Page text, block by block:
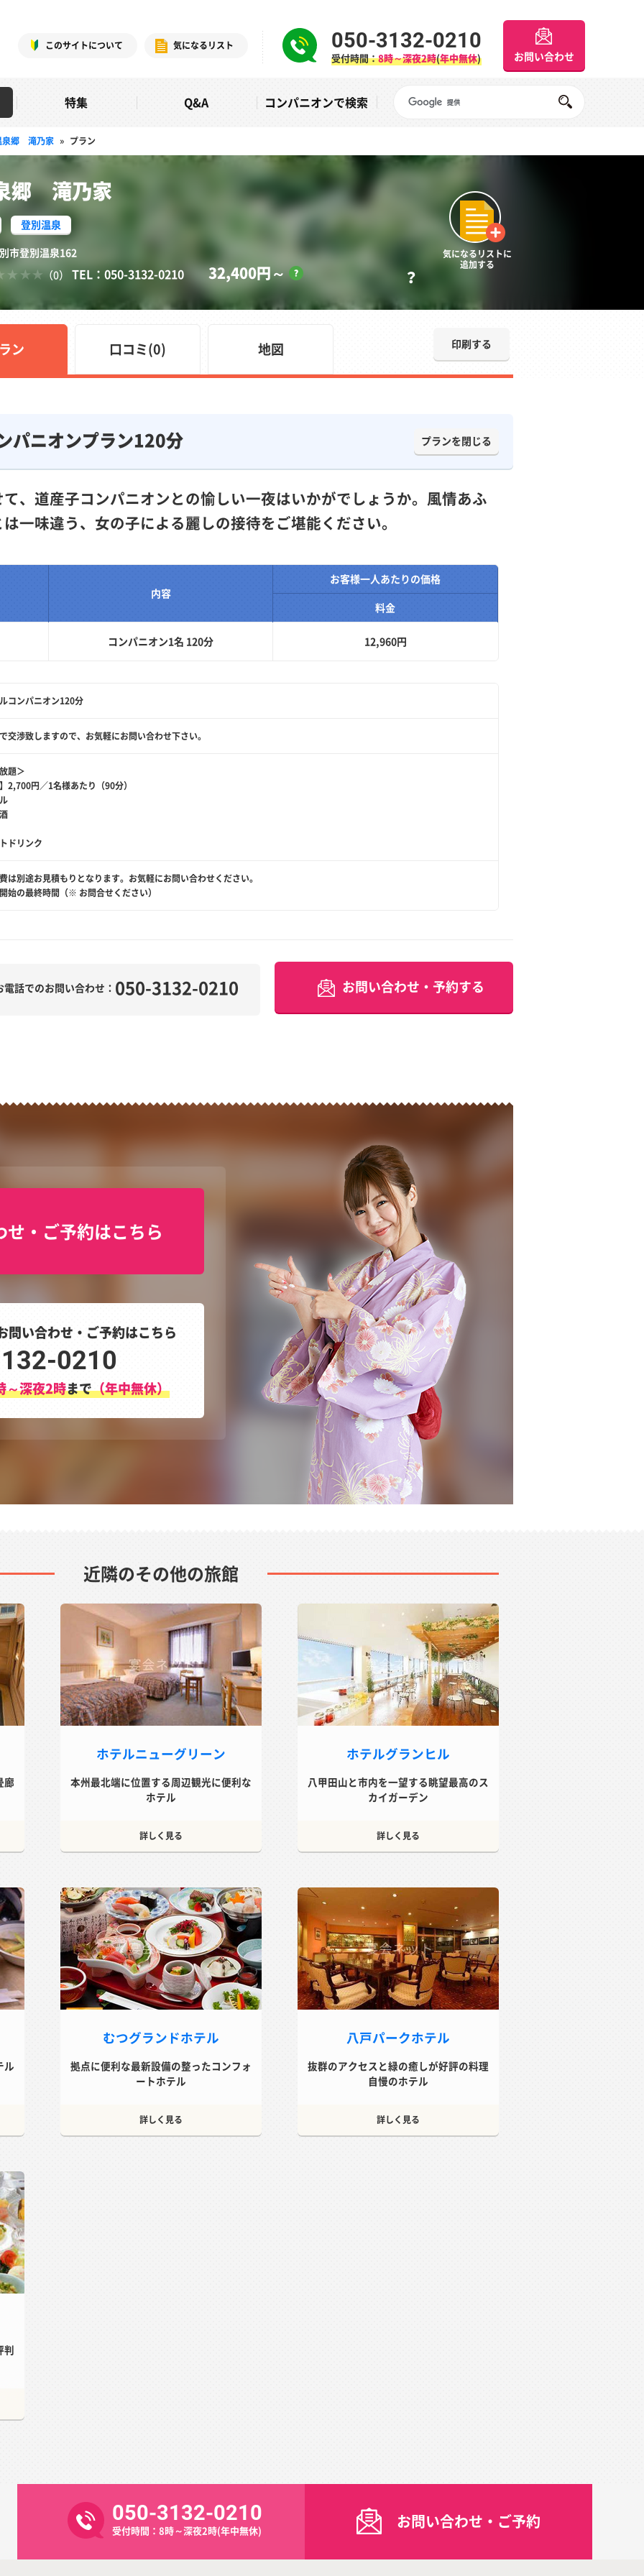
このサイトについて 気になるリスト 050-3132-0210
受付時間：8時～深夜2時(年中無休) お問い合わせ
特集 Q&A コンパニオンで検索
泉郷 滝乃家 » プラン
郷 滝乃家
登別温泉
市登別温泉162
（0）
TEL：050-3132-0210 32,400円～ ？
気になるリストに
追加する
ン 口コミ(0) 地図 印刷する
パニオンプラン120分 プランを閉じる
、道産子コンパニオンとの愉しい一夜はいかがでしょうか。風情あふ
一味違う、女の子による麗しの接待をご堪能ください。
内容
お客様一人あたりの価格
料金
コンパニオン1名 120分 12,960円
コンパニオン120分
交渉致しますので、お気軽にお問い合わせ下さい。
題＞
2,700円／1名様あたり（90分）
ドリンク
は別途お見積もりとなります。お気軽にお問い合わせください。
始の最終時間（※ お問合せください）
電話でのお問い合わせ： 050-3132-0210 お問い合わせ・予約する
せ・ご予約はこちら
問い合わせ・ご予約はこちら
0210
～深夜2時まで（年中無休）
近隣のその他の旅館
廊
ホテルニューグリーン
本州最北端に位置する周辺観光に便利な
ホテル
詳しく見る
ホテルグランヒル
八甲田山と市内を一望する眺望最高のス
カイガーデン
詳しく見る
ル
むつグランドホテル
拠点に便利な最新設備の整ったコンフォ
ートホテル
詳しく見る
八戸パークホテル
抜群のアクセスと緑の癒しが好評の料理
自慢のホテル
詳しく見る
判
050-3132-0210
受付時間：8時～深夜2時(年中無休) お問い合わせ・ご予約